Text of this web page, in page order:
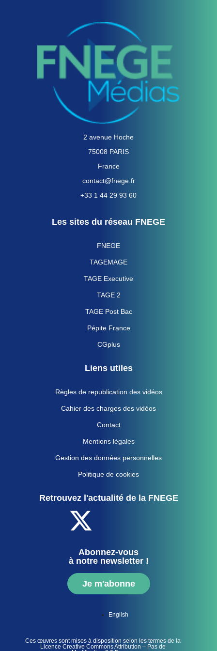
2 avenue Hoche
75008 PARIS
France
contact@fnege.fr
+33 1 44 29 93 60
Les sites du réseau FNEGE
FNEGE
TAGEMAGE
TAGE Executive
TAGE 2
TAGE Post Bac
Pépite France
CGplus
Liens utiles
Règles de republication des vidéos
Cahier des charges des vidéos
Contact
Mentions légales
Gestion des données personnelles
Politique de cookies
Retrouvez l'actualité de la FNEGE
Abonnez-vous
à notre newsletter !
Je m'abonne
English
Ces œuvres sont mises à disposition selon les termes de la
Licence Creative Commons Attribution – Pas de